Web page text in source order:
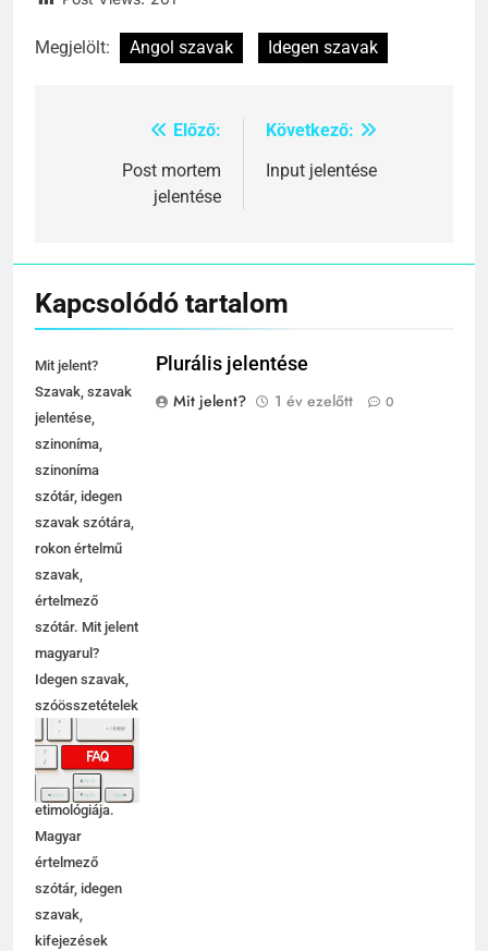
Megjelölt: Angol szavak Idegen szavak
Bejegyzés
navigáció
Előző:
Post mortem
jelentése
Következő:
Input jelentése
Kapcsolódó tartalom
Mit jelent?
Szavak, szavak
jelentése,
szinoníma,
szinoníma
szótár, idegen
szavak szótára,
rokon értelmű
szavak,
értelmező
szótár. Mit jelent
magyarul?
Idegen szavak,
szóösszetételek
jelentése,
magyarázata,
használata,
etimológiája.
Magyar
értelmező
szótár, idegen
szavak,
kifejezések
Plurális jelentése
Mit jelent?
1 év ezelőtt 0